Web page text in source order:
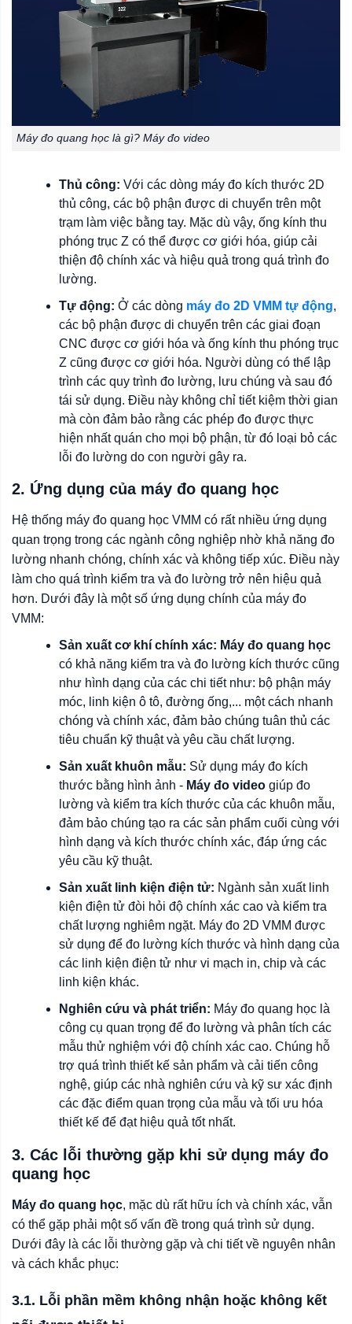
Máy đo quang học là gì? Máy đo video
Thủ công: Với các dòng máy đo kích thước 2D
thủ công, các bộ phận được di chuyển trên một
trạm làm việc bằng tay. Mặc dù vậy, ống kính thu
phóng trục Z có thể được cơ giới hóa, giúp cải
thiện độ chính xác và hiệu quả trong quá trình đo
lường.
Tự động: Ở các dòng máy đo 2D VMM tự động,
các bộ phận được di chuyển trên các giai đoạn
CNC được cơ giới hóa và ống kính thu phóng trục
Z cũng được cơ giới hóa. Người dùng có thể lập
trình các quy trình đo lường, lưu chúng và sau đó
tái sử dụng. Điều này không chỉ tiết kiệm thời gian
mà còn đảm bảo rằng các phép đo được thực
hiện nhất quán cho mọi bộ phận, từ đó loại bỏ các
lỗi đo lường do con người gây ra.
2. Ứng dụng của máy đo quang học
Hệ thống máy đo quang học VMM có rất nhiều ứng dụng
quan trọng trong các ngành công nghiệp nhờ khả năng đo
lường nhanh chóng, chính xác và không tiếp xúc. Điều này
làm cho quá trình kiểm tra và đo lường trở nên hiệu quả
hơn. Dưới đây là một số ứng dụng chính của máy đo
VMM:
Sản xuất cơ khí chính xác: Máy đo quang học
có khả năng kiểm tra và đo lường kích thước cũng
như hình dạng của các chi tiết như: bộ phận máy
móc, linh kiện ô tô, đường ống,... một cách nhanh
chóng và chính xác, đảm bảo chúng tuân thủ các
tiêu chuẩn kỹ thuật và yêu cầu chất lượng.
Sản xuất khuôn mẫu: Sử dụng máy đo kích
thước bằng hình ảnh - Máy đo video giúp đo
lường và kiểm tra kích thước của các khuôn mẫu,
đảm bảo chúng tạo ra các sản phẩm cuối cùng với
hình dạng và kích thước chính xác, đáp ứng các
yêu cầu kỹ thuật.
Sản xuất linh kiện điện tử: Ngành sản xuất linh
kiện điện tử đòi hỏi độ chính xác cao và kiểm tra
chất lượng nghiêm ngặt. Máy đo 2D VMM được
sử dụng để đo lường kích thước và hình dạng của
các linh kiện điện tử như vi mạch in, chip và các
linh kiện khác.
Nghiên cứu và phát triển: Máy đo quang học là
công cụ quan trọng để đo lường và phân tích các
mẫu thử nghiệm với độ chính xác cao. Chúng hỗ
trợ quá trình thiết kế sản phẩm và cải tiến công
nghệ, giúp các nhà nghiên cứu và kỹ sư xác định
các đặc điểm quan trọng của mẫu và tối ưu hóa
thiết kế để đạt hiệu quả tốt nhất.
3. Các lỗi thường gặp khi sử dụng máy đo
quang học
Máy đo quang học, mặc dù rất hữu ích và chính xác, vẫn
có thể gặp phải một số vấn đề trong quá trình sử dụng.
Dưới đây là các lỗi thường gặp và chi tiết về nguyên nhân
và cách khắc phục:
3.1. Lỗi phần mềm không nhận hoặc không kết